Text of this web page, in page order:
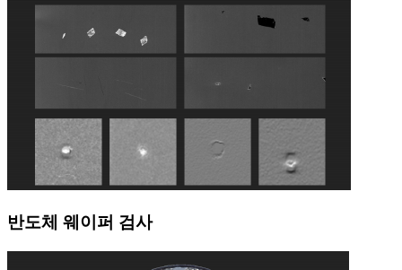
반도체 웨이퍼 검사